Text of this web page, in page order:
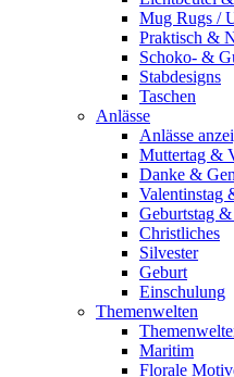
Mug Rugs /
Praktisch &
Schoko- &
Stabdesigns
Taschen
Anlässe
Anlässe
Muttertag &
Danke &
Valentinstag
Geburtstag
Christliches
Silvester
Geburt
Einschulung
Themenwelten
Maritim
Florale